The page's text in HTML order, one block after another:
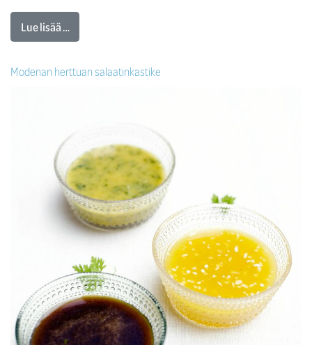
Lue lisää …
Modenan herttuan salaatinkastike